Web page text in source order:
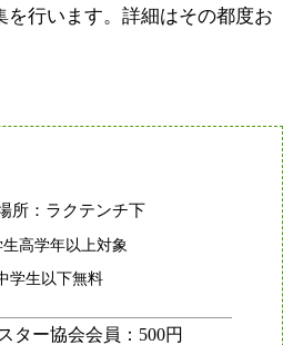
行います。詳細はその都度お
：ラクテンチ下
高学年以上対象
学生以下無料
ター協会会員：500円